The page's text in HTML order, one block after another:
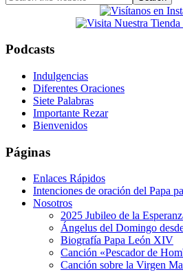
this
Podcasts
Indulgencias
Diferentes Oraciones
Siete Palabras
Importante Rezar
Bienvenidos
Páginas
Enlaces Rápidos
Intenciones de oración del Papa
Nosotros
2025 Jubileo de la
Ángelus del Domingo
Biografía Papa León XIV
Canción «Pescador de
Canción sobre la Virgen